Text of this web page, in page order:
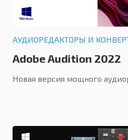
АУДИОРЕДАКТОРЫ И
Adobe Audition 2022
Новая версия мощного